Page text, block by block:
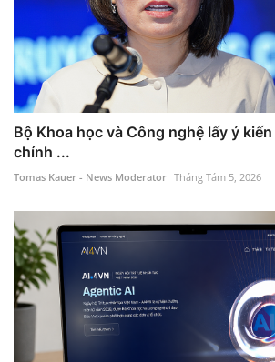
Bộ Khoa học và Công nghệ lấy ý
chính ...
Tomas Kauer - News Moderator Tháng Tám 5, 2026